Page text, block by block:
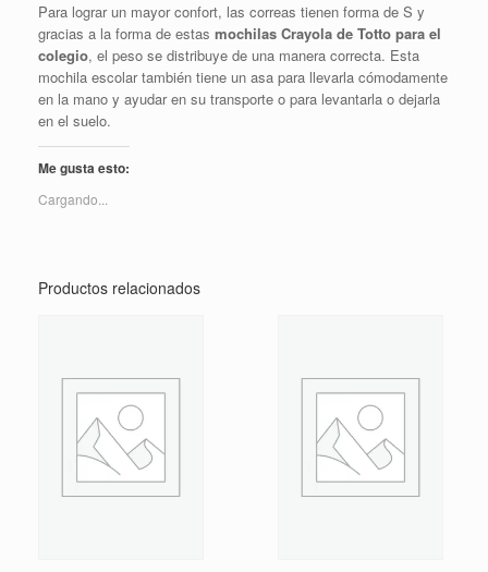
Para lograr un mayor confort, las correas tienen forma de S y
gracias a la forma de estas mochilas Crayola de Totto para el
colegio, el peso se distribuye de una manera correcta. Esta
mochila escolar también tiene un asa para llevarla cómodamente
en la mano y ayudar en su transporte o para levantarla o dejarla
en el suelo.
Me gusta esto:
Cargando...
Productos relacionados